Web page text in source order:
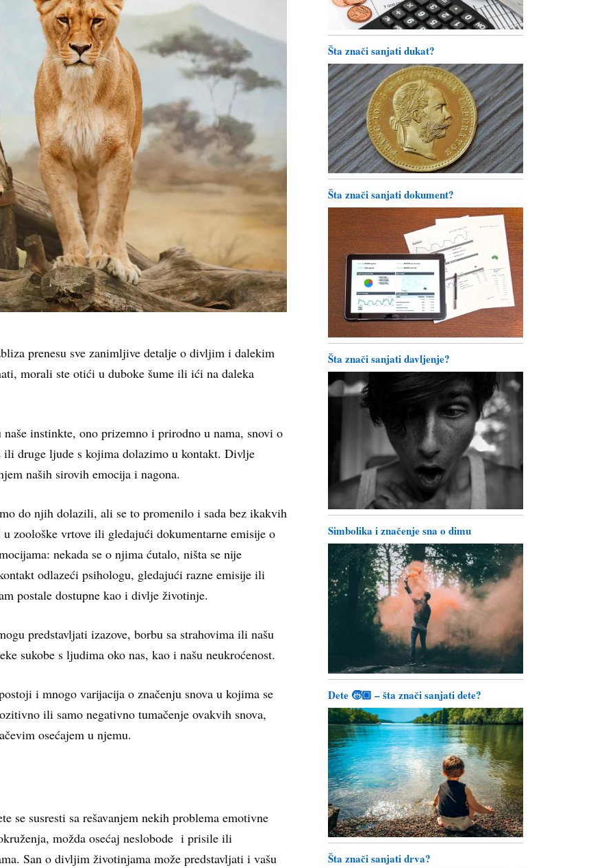
prenesu sve zanimljive detalje o divljim i dalekim
morali ste otići u duboke šume ili ići na daleka
instinkte, ono prizemno i prirodno u nama, snovi o
ili druge ljude s kojima dolazimo u kontakt. Divlje
naših sirovih emocija i nagona.
do njih dolazili, ali se to promenilo i sada bez ikakvih
zoološke vrtove ili gledajući dokumentarne emisije o
nekada se o njima ćutalo, ništa se nije
odlazeći psihologu, gledajući razne emisije ili
postale dostupne kao i divlje životinje.
predstavljati izazove, borbu sa strahovima ili našu
sukobe s ljudima oko nas, kao i našu neukroćenost.
i mnogo varijacija o značenju snova u kojima se
ili samo negativno tumačenje ovakvih snova,
osećajem u njemu.
se susresti sa rešavanjem nekih problema emotivne
možda osećaj neslobode i prisile ili
San o divljim životinjama može predstavljati i vašu
Šta znači sanjati dukat?
Šta znači sanjati dokument?
Šta znači sanjati davljenje?
Simbolika i značenje sna o dimu
Dete 🧒🏼 – šta znači sanjati dete?
Šta znači sanjati drva?